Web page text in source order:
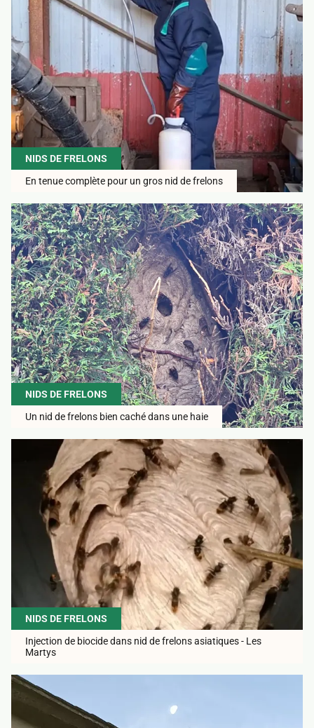
NIDS DE FRELONS
En tenue complète pour un gros nid de frelons
NIDS DE FRELONS
Un nid de frelons bien caché dans une haie
NIDS DE FRELONS
Injection de biocide dans nid de frelons asiatiques - Les
Martys